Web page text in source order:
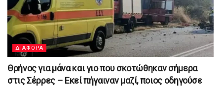
ΔΙΑΦΟΡΑ
Θρήνος για μάνα και γιο που σκοτώθηκαν σήμερα
στις Σέρρες – Εκεί πήγαιναν μαζί, ποιος οδηγούσε